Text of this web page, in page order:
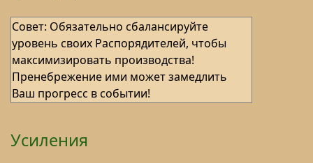
Совет: Обязательно сбалансируйте
уровень своих Распорядителей, чтобы
максимизировать производства!
Пренебрежение ими может замедлить
Ваш прогресс в событии!
Усиления